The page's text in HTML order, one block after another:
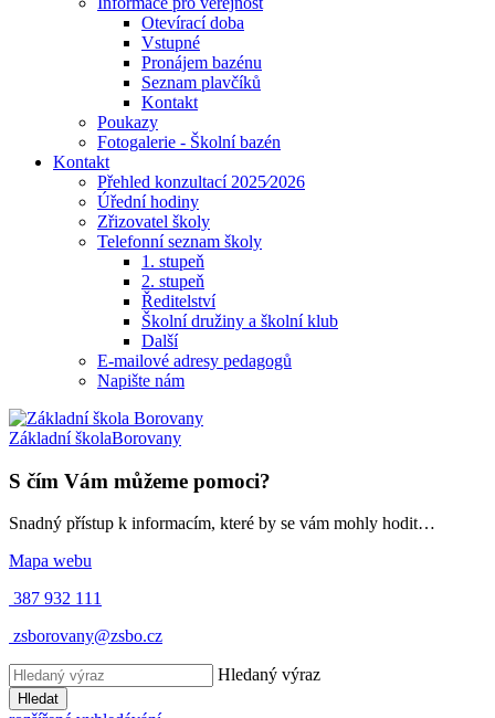
Otevírací doba
Vstupné
Pronájem bazénu
Seznam plavčíků
Kontakt
Poukazy
Fotogalerie - Školní bazén
Kontakt
Přehled konzultací 2025⁄2026
Úřední hodiny
Zřizovatel školy
Telefonní seznam školy
1. stupeň
2. stupeň
Ředitelství
Školní družiny a školní klub
Další
E-mailové adresy pedagogů
Napište nám
Základní školaBorovany
S čím Vám můžeme pomoci?
Snadný přístup k informacím, které by se vám mohly hodit…
Mapa webu
387 932 111
zsborovany@zsbo.cz
Hledaný výraz
Hledat